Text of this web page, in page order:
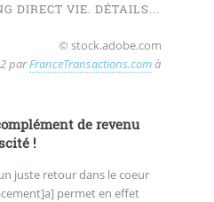
DIRECT VIE. DÉTAILS...
© stock.adobe.com
parFranceTransactions.comà
de revenu
!
juste retour dans le coeur
permet en effet